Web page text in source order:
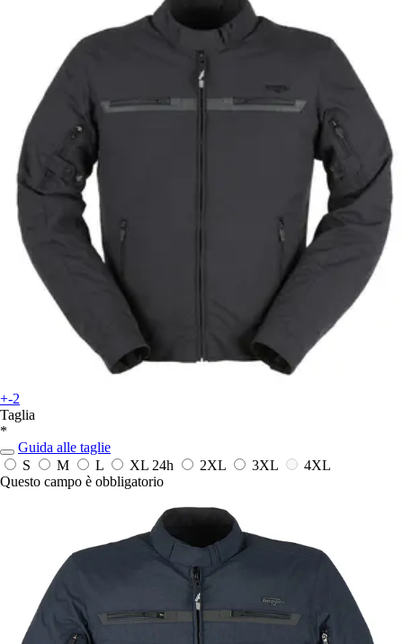
+-2
Taglia
*
Guida alle taglie
S
M L XL 24h 2XL 3XL
4XL
Questo campo è obbligatorio